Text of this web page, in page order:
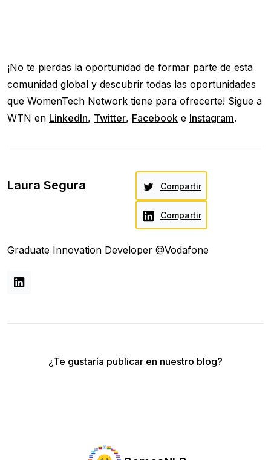
¡No te pierdas la oportunidad de formar parte de esta
comunidad global y descubrir todas las oportunidades
que WomenTech Network tiene para ofrecerte! Sigue a
WTN en LinkedIn, Twitter, Facebook e Instagram.
Laura Segura Compartir
Compartir
Graduate Innovation Developer @Vodafone
¿Te gustaría publicar en nuestro blog?